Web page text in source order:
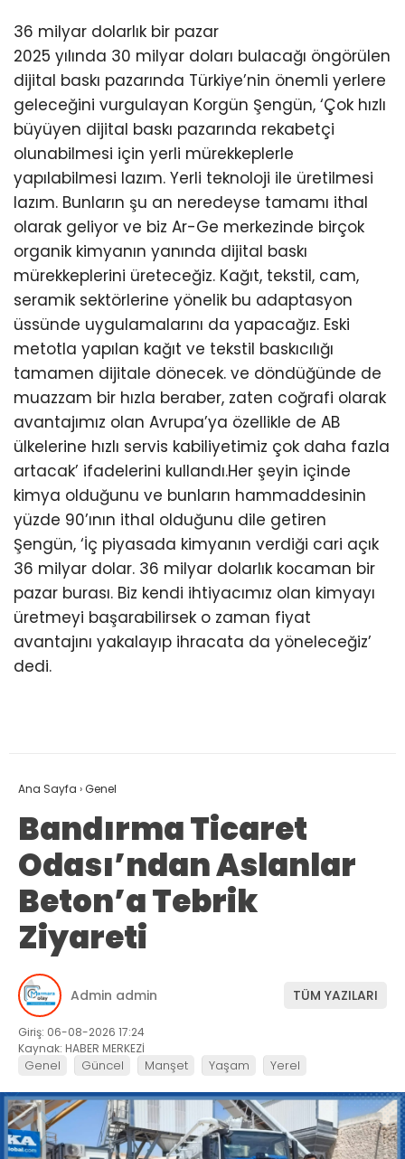
36 milyar dolarlık bir pazar
2025 yılında 30 milyar doları bulacağı öngörülen
dijital baskı pazarında Türkiye’nin önemli yerlere
geleceğini vurgulayan Korgün Şengün, ‘Çok hızlı
büyüyen dijital baskı pazarında rekabetçi
olunabilmesi için yerli mürekkeplerle
yapılabilmesi lazım. Yerli teknoloji ile üretilmesi
lazım. Bunların şu an neredeyse tamamı ithal
olarak geliyor ve biz Ar-Ge merkezinde birçok
organik kimyanın yanında dijital baskı
mürekkeplerini üreteceğiz. Kağıt, tekstil, cam,
seramik sektörlerine yönelik bu adaptasyon
üssünde uygulamalarını da yapacağız. Eski
metotla yapılan kağıt ve tekstil baskıcılığı
tamamen dijitale dönecek. ve döndüğünde de
muazzam bir hızla beraber, zaten coğrafi olarak
avantajımız olan Avrupa’ya özellikle de AB
ülkelerine hızlı servis kabiliyetimiz çok daha fazla
artacak’ ifadelerini kullandı.Her şeyin içinde
kimya olduğunu ve bunların hammaddesinin
yüzde 90’ının ithal olduğunu dile getiren
Şengün, ‘İç piyasada kimyanın verdiği cari açık
36 milyar dolar. 36 milyar dolarlık kocaman bir
pazar burası. Biz kendi ihtiyacımız olan kimyayı
üretmeyi başarabilirsek o zaman fiyat
avantajını yakalayıp ihracata da yöneleceğiz’
dedi.
Ana Sayfa ›Genel
Bandırma Ticaret
Odası’ndan Aslanlar
Beton’a Tebrik
Ziyareti
Admin admin TÜM YAZILARI
Giriş: 06-08-2026 17:24
Kaynak: HABER MERKEZİ
Genel Güncel Manşet Yaşam Yerel